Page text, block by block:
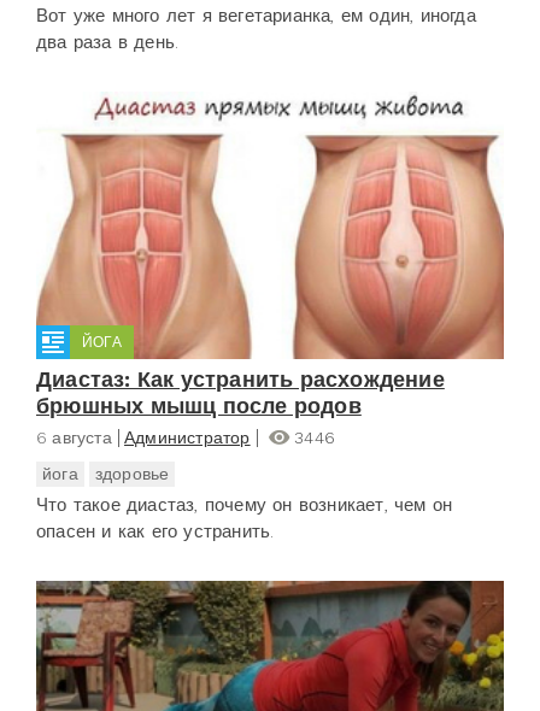
Вот уже много лет я вегетарианка, ем один, иногда
два раза в день.
ЙОГА
Диастаз: Как устранить расхождение
брюшных мышц после родов
6 августа Администратор
3446
йога
здоровье
Что такое диастаз, почему он возникает, чем он
опасен и как его устранить.